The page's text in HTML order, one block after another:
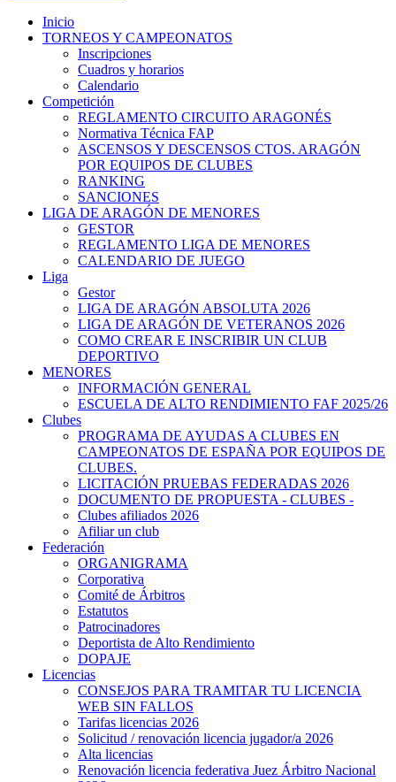
Inicio
TORNEOS Y CAMPEONATOS
Inscripciones
Cuadros y horarios
Calendario
Competición
REGLAMENTO CIRCUITO ARAGONÉS
Normativa Técnica FAP
ASCENSOS Y DESCENSOS CTOS. ARAGÓN
POR EQUIPOS DE CLUBES
RANKING
SANCIONES
LIGA DE ARAGÓN DE MENORES
GESTOR
REGLAMENTO LIGA DE MENORES
CALENDARIO DE JUEGO
Liga
Gestor
LIGA DE ARAGÓN ABSOLUTA 2026
LIGA DE ARAGÓN DE VETERANOS 2026
COMO CREAR E INSCRIBIR UN CLUB
DEPORTIVO
MENORES
INFORMACIÓN GENERAL
ESCUELA DE ALTO RENDIMIENTO FAF 2025/26
Clubes
PROGRAMA DE AYUDAS A CLUBES EN
CAMPEONATOS DE ESPAÑA POR EQUIPOS DE
CLUBES.
LICITACIÓN PRUEBAS FEDERADAS 2026
DOCUMENTO DE PROPUESTA - CLUBES -
Clubes afiliados 2026
Afiliar un club
Federación
ORGANIGRAMA
Corporativa
Comité de Árbitros
Estatutos
Patrocinadores
Deportista de Alto Rendimiento
DOPAJE
Licencias
CONSEJOS PARA TRAMITAR TU LICENCIA
WEB SIN FALLOS
Tarifas licencias 2026
Solicitud / renovación licencia jugador/a 2026
Alta licencias
Renovación licencia federativa Juez Árbitro Nacional